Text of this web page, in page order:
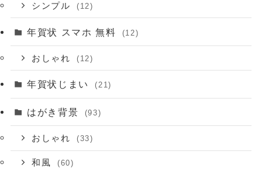
シンプル (12)
年賀状 スマホ 無料 (12)
おしゃれ (12)
年賀状じまい (21)
はがき背景 (93)
おしゃれ (33)
和風 (60)